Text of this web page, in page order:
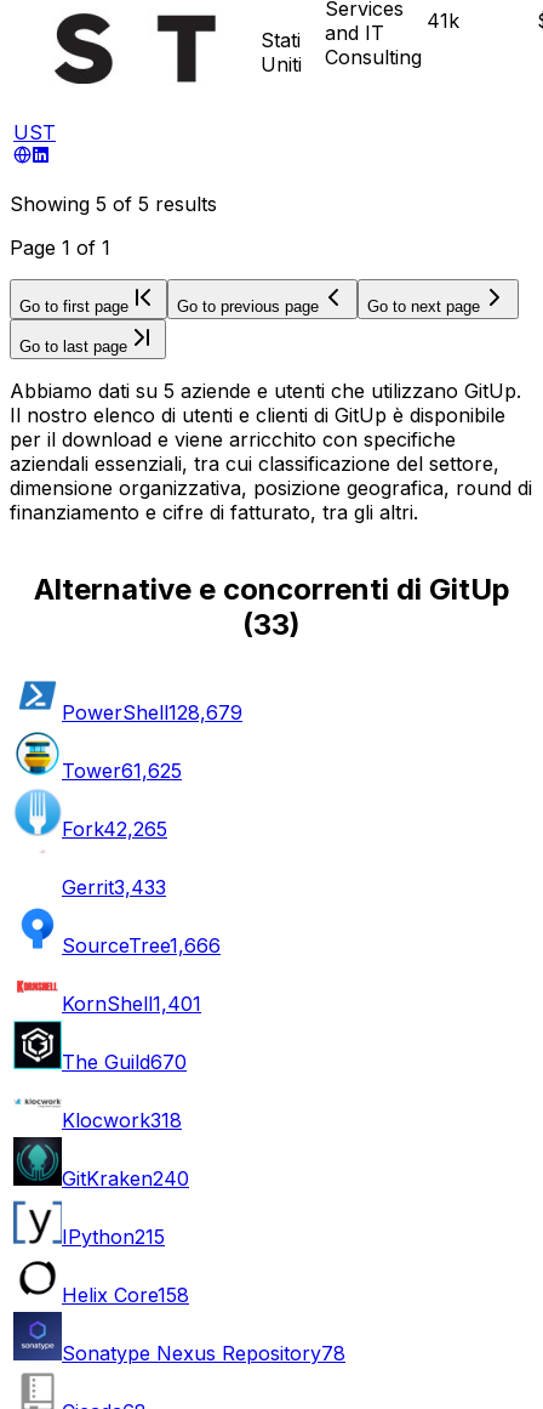
UST
Stati
Uniti
Services
and IT
Consulting
41k
Showing 5 of 5 results
Page 1 of 1
Go to first page Go to previous page Go to next page
Go to last page
Abbiamo dati su 5 aziende e utenti che utilizzano GitUp.
Il nostro elenco di utenti e clienti di GitUp è disponibile
per il download e viene arricchito con specifiche
aziendali essenziali, tra cui classificazione del settore,
dimensione organizzativa, posizione geografica, round di
finanziamento e cifre di fatturato, tra gli altri.
Alternative e concorrenti di GitUp
(33)
PowerShell128,679
Tower61,625
Fork42,265
Gerrit3,433
SourceTree1,666
KornShell1,401
The Guild670
Klocwork318
GitKraken240
IPython215
Helix Core158
Sonatype Nexus Repository78